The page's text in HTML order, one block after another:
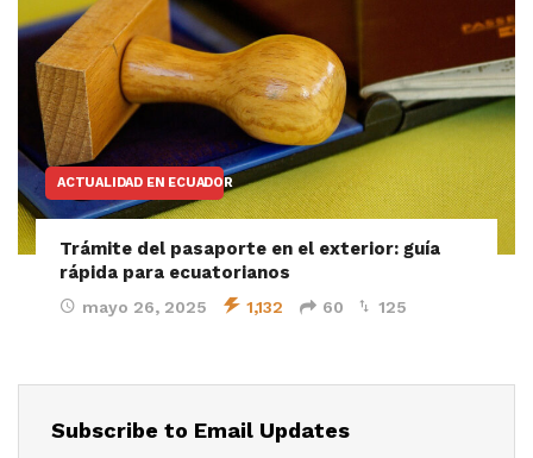
ACTUALIDAD EN ECUADOR
Trámite del pasaporte en el exterior: guía
rápida para ecuatorianos
mayo 26, 2025 1,132 60 125
Subscribe to Email Updates